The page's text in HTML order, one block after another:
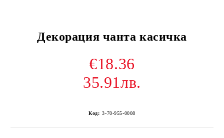
Декорация чанта касичка
€18.36
35.91лв.
Код: 3-70-955-0008